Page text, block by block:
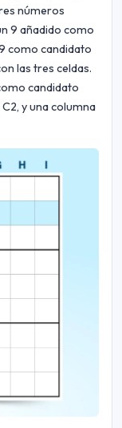
números
9 añadido como
como candidato
las tres celdas.
candidato
y una columna